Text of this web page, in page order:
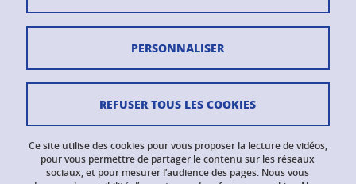
Plan du site
Données personnelles
Gestion des cookies
Ce site utilise des cookies pour vous proposer la lecture de vidéos,
pour vous permettre de partager le contenu sur les réseaux
sociaux, et pour mesurer l’audience des pages. Nous vous
REFUSER TOUS LES COOKIES
PERSONNALISER